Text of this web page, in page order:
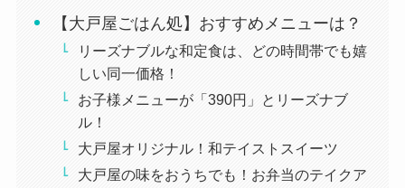
【大戸屋ごはん処】おすすめメニューは？
リーズナブルな和定食は、どの時間帯でも嬉
しい同一価格！
お子様メニューが「390円」とリーズナブ
ル！
大戸屋オリジナル！和テイストスイーツ
大戸屋の味をおうちでも！お弁当のテイクア